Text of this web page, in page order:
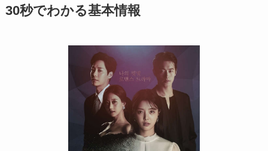
30秒でわかる基本情報